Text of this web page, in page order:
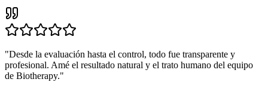
"Desde la evaluación hasta el control, todo fue transparente y
profesional. Amé el resultado natural y el trato humano del equipo
de Biotherapy."